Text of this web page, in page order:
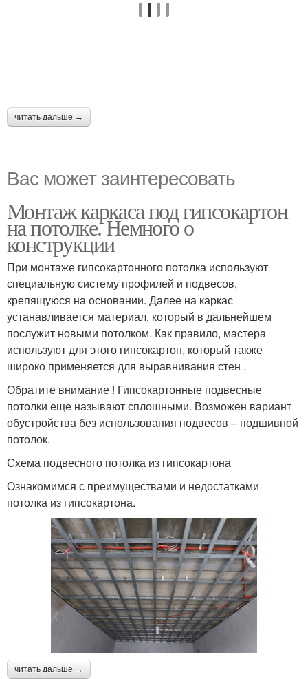
читать дальше →
Вас может заинтересовать
Монтаж каркаса под гипсокартон
на потолке. Немного о
конструкции
При монтаже гипсокартонного потолка используют
специальную систему профилей и подвесов,
крепящуюся на основании. Далее на каркас
устанавливается материал, который в дальнейшем
послужит новыми потолком. Как правило, мастера
используют для этого гипсокартон, который также
широко применяется для выравнивания стен .
Обратите внимание ! Гипсокартонные подвесные
потолки еще называют сплошными. Возможен вариант
обустройства без использования подвесов – подшивной
потолок.
Схема подвесного потолка из гипсокартона
Ознакомимся с преимуществами и недостатками
потолка из гипсокартона.
читать дальше →